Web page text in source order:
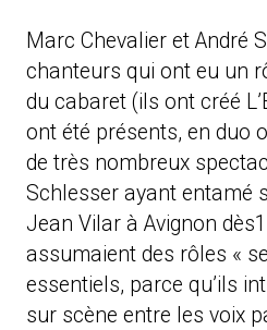
Marc Chevalier et André
chanteurs qui ont eu un
du cabaret (ils ont créé
ont été présents, en duo
de très nombreux
Schlesser ayant entamé
Jean Vilar à Avignon
assumaient des rôles «
essentiels, parce qu’ils
sur scène entre les voix